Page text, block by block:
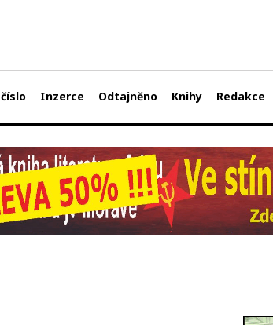
Inzerce Odtajněno Knihy Redakce